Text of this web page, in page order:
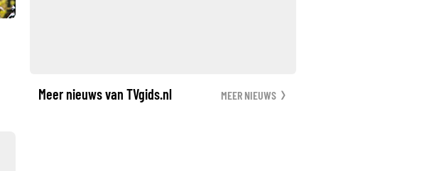
Meer nieuws van TVgids.nl MEER NIEUWS